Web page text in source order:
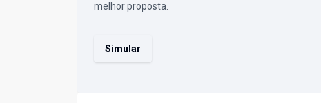
melhor proposta.
Simular